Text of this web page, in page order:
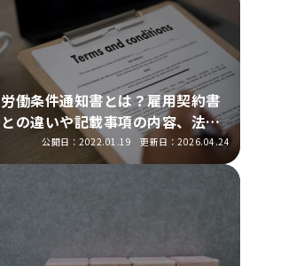
労働条件通知書とは？雇用契約書
との違いや記載事項の内容、法改
正の明示ルールを解説
公開日：2022.01.19 更新日：2026.04.24